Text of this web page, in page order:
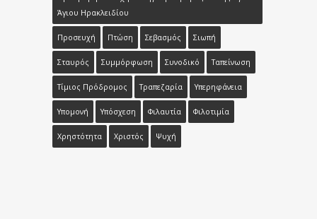
Άγιου Ηρακλειδίου
Προσευχή Πτώση Σεβασμός Σιωπή
Σταυρός Συμμόρφωση Συνοδικό Ταπείνωση
Τίμιος Πρόδρομος Τραπεζαρία Υπερηφάνεια
Υπομονή Υπόσχεση Φιλαυτία Φιλοτιμία
Χρηστότητα Χριστός Ψυχή